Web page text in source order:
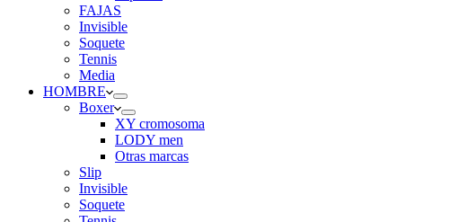
FAJAS
Invisible
Soquete
Tennis
Media
HOMBRE
Boxer
XY cromosoma
LODY men
Otras marcas
Slip
Invisible
Soquete